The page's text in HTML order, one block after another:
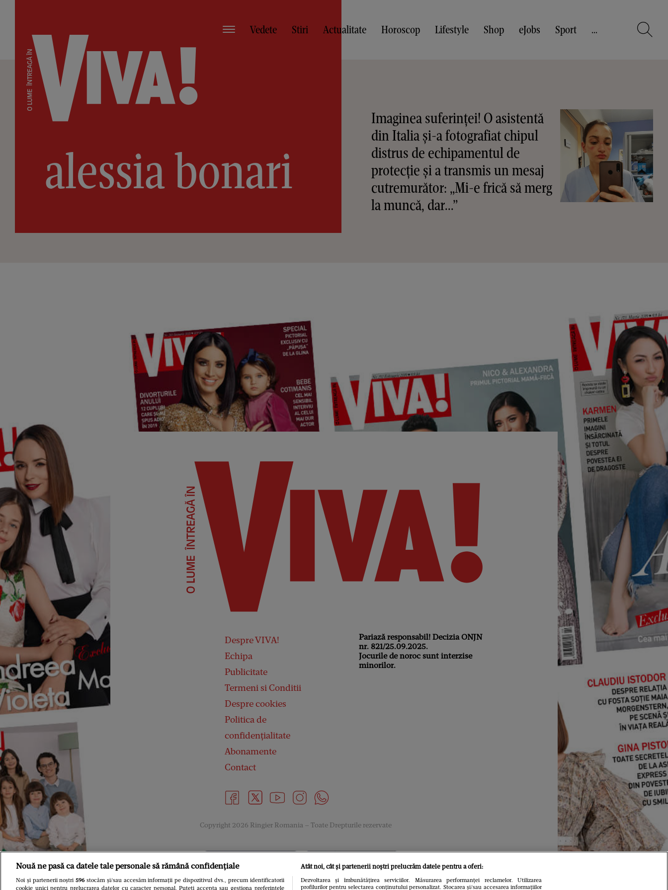
Vedete Stiri Actualitate Horoscop Lifestyle Shop eJobs Sport ...
alessia bonari
Imaginea suferinței! O asistentă
din Italia și-a fotografiat chipul
distrus de echipamentul de
protecție și a transmis un mesaj
cutremurător: „Mi-e frică să merg
la muncă, dar...”
Despre VIVA!
Echipa
Publicitate
Termeni si Conditii
Despre cookies
Politica de
confidențialitate
Abonamente
Contact
Pariază responsabil! Decizia ONJN
nr. 821/25.09.2025.
Jocurile de noroc sunt interzise
minorilor.
Copyright 2026 Ringier Romania – Toate Drepturile rezervate
Nouă ne pasă ca datele tale personale să rămână confidențiale
Noi și partenerii noștri596stocăm și/sau accesăm informații pe dispozitivul dvs., precum identificatorii
cookie unici pentru prelucrarea datelor cu caracter personal. Puteți accepta sau gestiona preferințele
Atât noi, cât și partenerii noștri prelucrăm datele pentru a oferi:
Dezvoltarea și îmbunătățirea serviciilor. Măsurarea performanței reclamelor. Utilizarea
profilurilor pentru selectarea conținutului personalizat. Stocarea și/sau accesarea informațiilor